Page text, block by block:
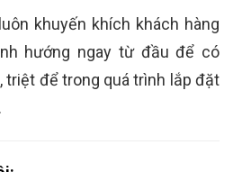
luôn khuyến khích khách hàng
hướng ngay từ đầu để có
triệt để trong quá trình lắp đặt